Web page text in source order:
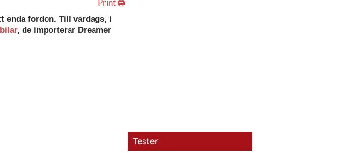
Print 🖨
enda fordon. Till vardags, i
, de importerar Dreamer
Tester